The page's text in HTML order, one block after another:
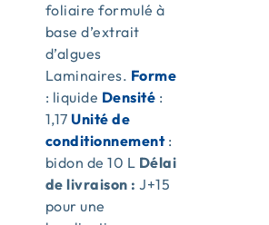
foliaire formulé à
base d’extrait
d’algues
Laminaires. Forme
: liquide Densité :
1,17Unité de
conditionnement:
bidon de 10 L Délai
de livraison : J+15
pour une